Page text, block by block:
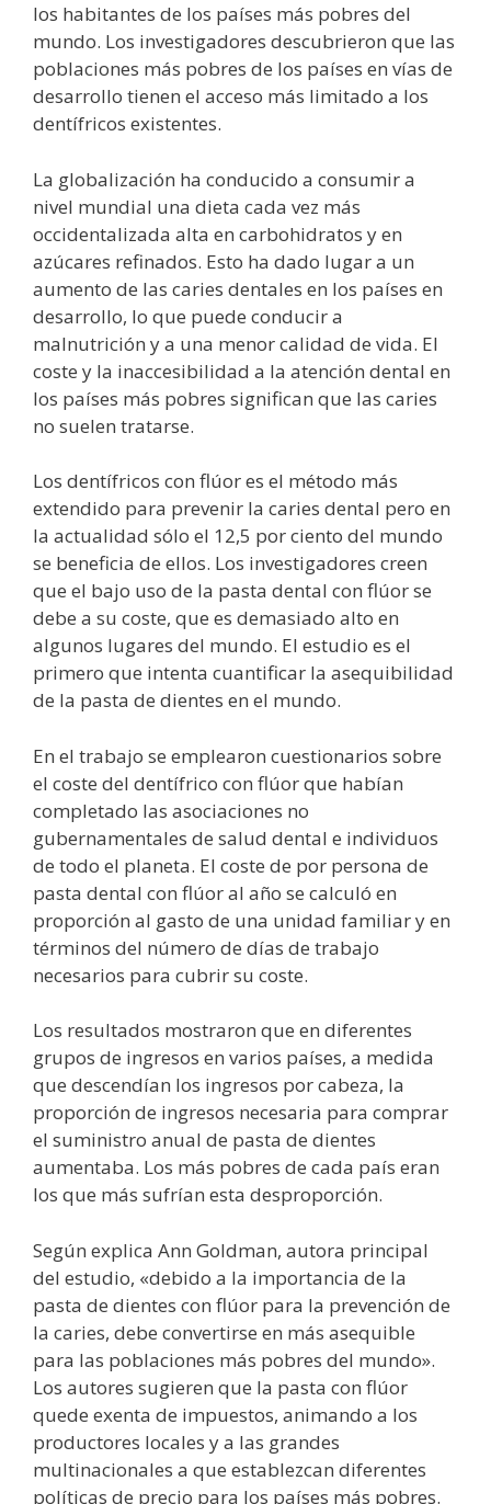
los habitantes de los países más pobres del
mundo. Los investigadores descubrieron que las
poblaciones más pobres de los países en vías de
desarrollo tienen el acceso más limitado a los
dentífricos existentes.
La globalización ha conducido a consumir a
nivel mundial una dieta cada vez más
occidentalizada alta en carbohidratos y en
azúcares refinados. Esto ha dado lugar a un
aumento de las caries dentales en los países en
desarrollo, lo que puede conducir a
malnutrición y a una menor calidad de vida. El
coste y la inaccesibilidad a la atención dental en
los países más pobres significan que las caries
no suelen tratarse.
Los dentífricos con flúor es el método más
extendido para prevenir la caries dental pero en
la actualidad sólo el 12,5 por ciento del mundo
se beneficia de ellos. Los investigadores creen
que el bajo uso de la pasta dental con flúor se
debe a su coste, que es demasiado alto en
algunos lugares del mundo. El estudio es el
primero que intenta cuantificar la asequibilidad
de la pasta de dientes en el mundo.
En el trabajo se emplearon cuestionarios sobre
el coste del dentífrico con flúor que habían
completado las asociaciones no
gubernamentales de salud dental e individuos
de todo el planeta. El coste de por persona de
pasta dental con flúor al año se calculó en
proporción al gasto de una unidad familiar y en
términos del número de días de trabajo
necesarios para cubrir su coste.
Los resultados mostraron que en diferentes
grupos de ingresos en varios países, a medida
que descendían los ingresos por cabeza, la
proporción de ingresos necesaria para comprar
el suministro anual de pasta de dientes
aumentaba. Los más pobres de cada país eran
los que más sufrían esta desproporción.
Según explica Ann Goldman, autora principal
del estudio, «debido a la importancia de la
pasta de dientes con flúor para la prevención de
la caries, debe convertirse en más asequible
para las poblaciones más pobres del mundo».
Los autores sugieren que la pasta con flúor
quede exenta de impuestos, animando a los
productores locales y a las grandes
multinacionales a que establezcan diferentes
políticas de precio para los países más pobres.